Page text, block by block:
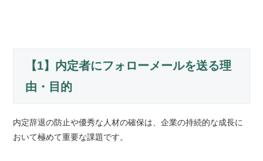
【1】内定者にフォローメールを送る理
由・目的
内定辞退の防止や優秀な人材の確保は、企業の持続的な成長に
おいて極めて重要な課題です。